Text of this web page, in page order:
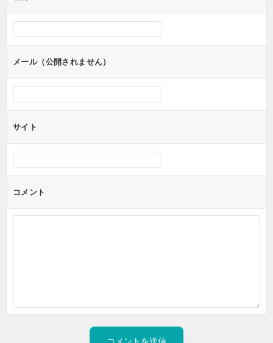
ー
シ
ョ
ンメール（公開されません）
サイト
コメント